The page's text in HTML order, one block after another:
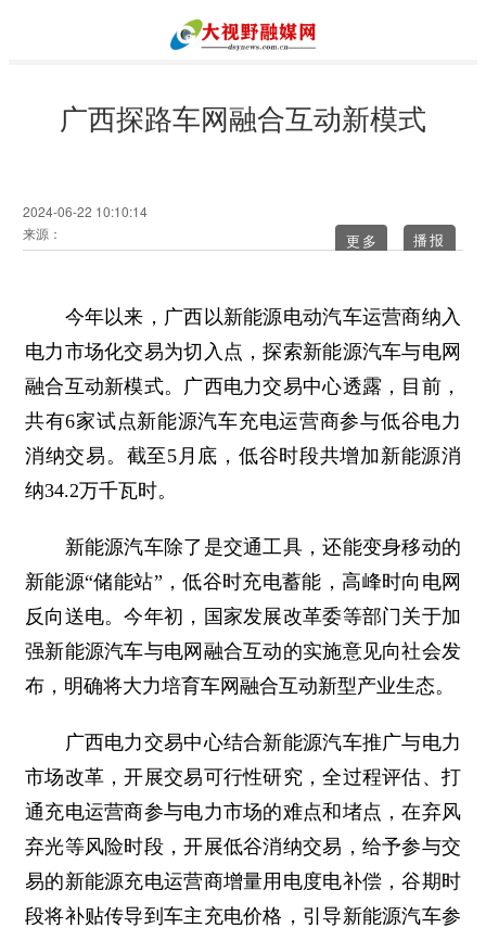
广西探路车网融合互动新模式
2024-06-22 10:10:14
来源：
更多
今年以来，广西以新能源电动汽车运营商纳入
电力市场化交易为切入点，探索新能源汽车与电网
融合互动新模式。广西电力交易中心透露，目前，
共有6家试点新能源汽车充电运营商参与低谷电力
消纳交易。截至5月底，低谷时段共增加新能源消
纳34.2万千瓦时。
新能源汽车除了是交通工具，还能变身移动的
新能源“储能站”，低谷时充电蓄能，高峰时向电网
反向送电。今年初，国家发展改革委等部门关于加
强新能源汽车与电网融合互动的实施意见向社会发
布，明确将大力培育车网融合互动新型产业生态。
广西电力交易中心结合新能源汽车推广与电力
市场改革，开展交易可行性研究，全过程评估、打
通充电运营商参与电力市场的难点和堵点，在弃风
弃光等风险时段，开展低谷消纳交易，给予参与交
易的新能源充电运营商增量用电度电补偿，谷期时
段将补贴传导到车主充电价格，引导新能源汽车参